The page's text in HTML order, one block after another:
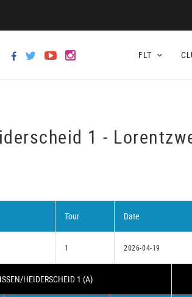
FLT
1 -
Tour Date
1 2026-04-19
HEIDERSCHEID 1 (A)